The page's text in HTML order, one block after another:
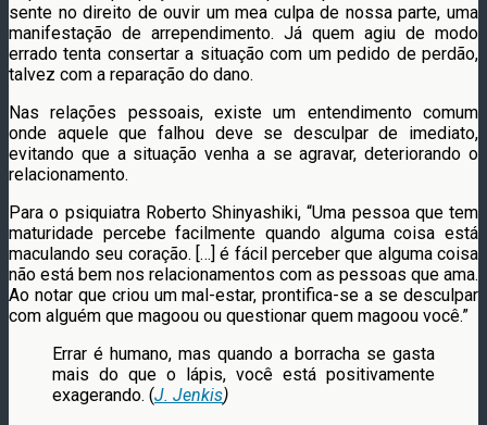
sente no direito de ouvir um mea culpa de nossa parte, uma
manifestação de arrependimento. Já quem agiu de modo
errado tenta consertar a situação com um pedido de perdão,
talvez com a reparação do dano.
Nas relações pessoais, existe um entendimento comum
onde aquele que falhou deve se desculpar de imediato,
evitando que a situação venha a se agravar, deteriorando o
relacionamento.
Para o psiquiatra Roberto Shinyashiki, “Uma pessoa que tem
maturidade percebe facilmente quando alguma coisa está
maculando seu coração. […] é fácil perceber que alguma coisa
não está bem nos relacionamentos com as pessoas que ama.
Ao notar que criou um mal-estar, prontifica-se a se desculpar
com alguém que magoou ou questionar quem magoou você.”
Errar é humano, mas quando a borracha se gasta
mais do que o lápis, você está positivamente
exagerando. (J. Jenkis)